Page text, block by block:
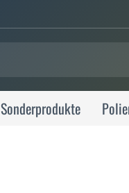
Sonderprodukte